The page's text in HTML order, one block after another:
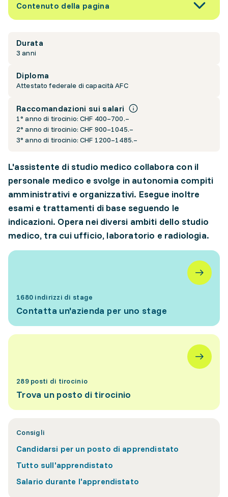
Contenuto della pagina
Durata
3 anni
Diploma
Attestato federale di capacità AFC
Raccomandazioni sui salari
1° anno di tirocinio: CHF 400–700.–
2° anno di tirocinio: CHF 900–1045.–
3° anno di tirocinio: CHF 1200–1485.–
L'assistente di studio medico collabora con il
personale medico e svolge in autonomia compiti
amministrativi e organizzativi. Esegue inoltre
esami e trattamenti di base seguendo le
indicazioni. Opera nei diversi ambiti dello studio
medico, tra cui ufficio, laboratorio e radiologia.
1680 indirizzi di stage
Contatta un'azienda per uno stage
289 posti di tirocinio
Trova un posto di tirocinio
Consigli
Candidarsi per un posto di apprendistato
Tutto sull'apprendistato
Salario durante l'apprendistato